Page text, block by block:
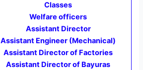
Classes
Welfare officers
Assistant Director
Assistant Engineer (Mechanical)
Assistant Director of Factories
Assistant Director of Bayuras